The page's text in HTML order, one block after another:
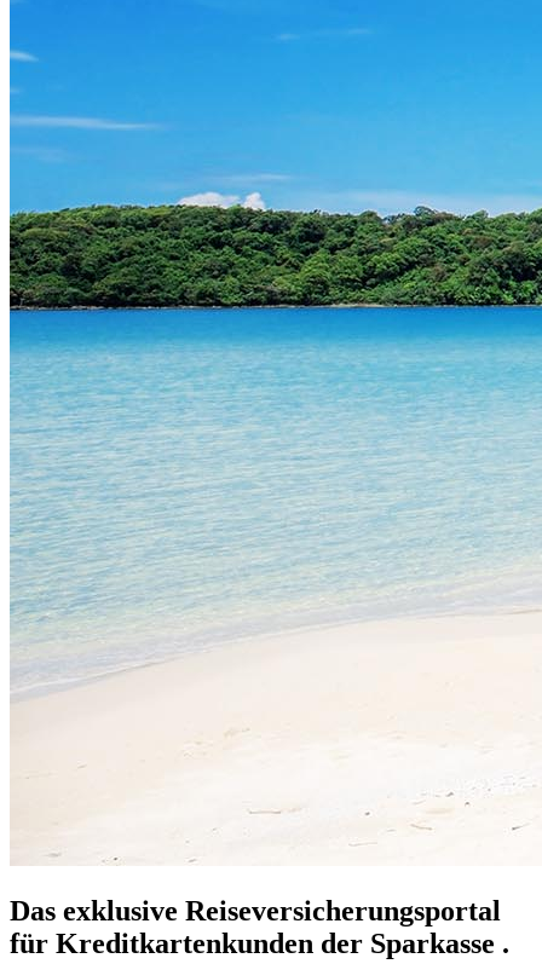
Das exklusive Reiseversicherungsportal
für Kreditkartenkunden der Sparkasse .